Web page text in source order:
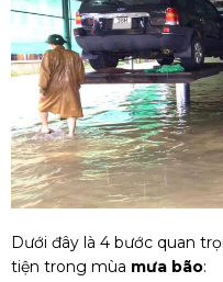
Dưới đây là 4 bước quan
tiện trong mùa mưa bão: